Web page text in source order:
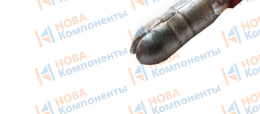
GPS и ГЛОНАСС трекеры
Датчики уровня топлива
Блоки СКЗИ (НКМ)